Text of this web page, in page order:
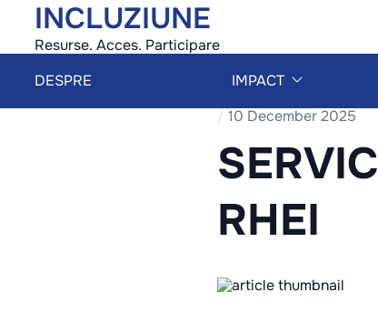
INCLUZIUNE
Resurse. Acces. Participare
DESPRE
IMPACT
/ 10 December 2025
RHEI